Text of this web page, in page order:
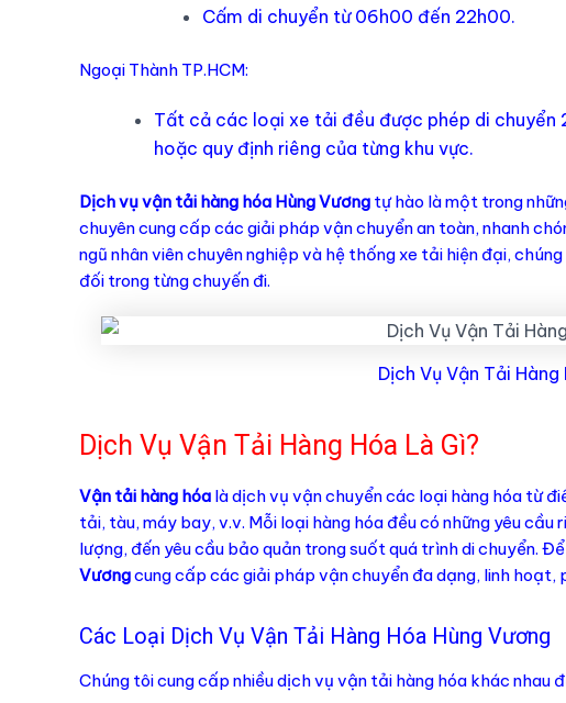
Cấm di chuyển từ 06h00 đến 22h00.
Ngoại Thành TP.HCM:
Tất cả các loại xe tải đều được phép di
hoặc quy định riêng của từng khu vực.
Dịch vụ vận tải hàng hóa Hùng Vương tự hào là một trong
chuyên cung cấp các giải pháp vận chuyển an toàn, nhanh
ngũ nhân viên chuyên nghiệp và hệ thống xe tải hiện đại,
đối trong từng chuyến đi.
Dịch Vụ Vận Tải Hàng
Dịch Vụ Vận Tải Hàng Hóa Là Gì?
Vận tải hàng hóa là dịch vụ vận chuyển các loại hàng hóa từ
tải, tàu, máy bay, v.v. Mỗi loại hàng hóa đều có những yêu
lượng, đến yêu cầu bảo quản trong suốt quá trình di chuyển.
Vươngcung cấp các giải pháp vận chuyển đa dạng, linh hoạt,
Các Loại Dịch Vụ Vận Tải Hàng Hóa Hùng Vương
Chúng tôi cung cấp nhiều dịch vụ vận tải hàng hóa khác nhau